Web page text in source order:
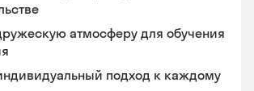
атмосферу для обучения
подход к каждому